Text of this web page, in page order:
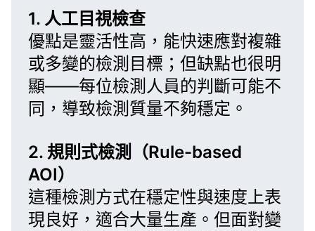
1. 人工目視檢查
優點是靈活性高，能快速應對複雜
或多變的檢測目標；但缺點也很明
顯——每位檢測人員的判斷可能不
同，導致檢測質量不夠穩定。
2. 規則式檢測（Rule-based
AOI）
這種檢測方式在穩定性與速度上表
現良好，適合大量生產。但面對變